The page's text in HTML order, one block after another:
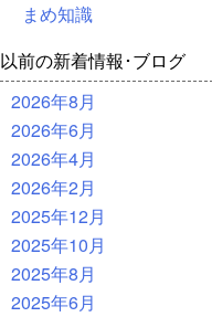
まめ知識
以前の新着情報･ブログ
2026年8月
2026年6月
2026年4月
2026年2月
2025年12月
2025年10月
2025年8月
2025年6月